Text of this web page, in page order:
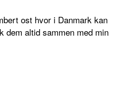
ost hvor i Danmark kan
dem altid sammen med min